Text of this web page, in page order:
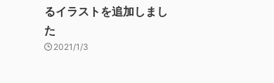
るイラストを追加しまし
た
2021/1/3